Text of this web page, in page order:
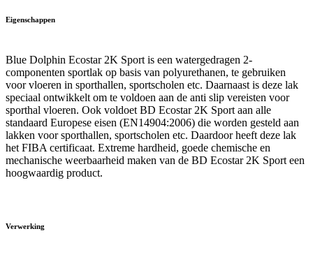
Eigenschappen
Blue Dolphin Ecostar 2K Sport is een watergedragen 2-
componenten sportlak op basis van polyurethanen, te gebruiken
voor vloeren in sporthallen, sportscholen etc. Daarnaast is deze lak
speciaal ontwikkelt om te voldoen aan de anti slip vereisten voor
sporthal vloeren. Ook voldoet BD Ecostar 2K Sport aan alle
standaard Europese eisen (EN14904:2006) die worden gesteld aan
lakken voor sporthallen, sportscholen etc. Daardoor heeft deze lak
het FIBA certificaat. Extreme hardheid, goede chemische en
mechanische weerbaarheid maken van de BD Ecostar 2K Sport een
hoogwaardig product.
Verwerking